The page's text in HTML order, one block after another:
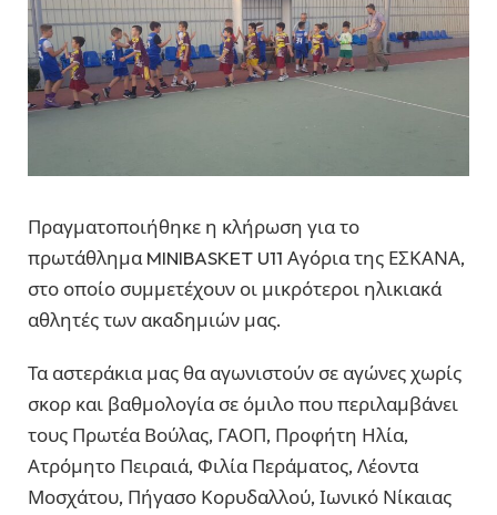
Πραγματοποιήθηκε η κλήρωση για το
πρωτάθλημα MINIBASKET U11 Αγόρια της ΕΣΚΑΝΑ,
στο οποίο συμμετέχουν οι μικρότεροι ηλικιακά
αθλητές των ακαδημιών μας.
Τα αστεράκια μας θα αγωνιστούν σε αγώνες χωρίς
σκορ και βαθμολογία σε όμιλο που περιλαμβάνει
τους Πρωτέα Βούλας, ΓΑΟΠ, Προφήτη Ηλία,
Ατρόμητο Πειραιά, Φιλία Περάματος, Λέοντα
Μοσχάτου, Πήγασο Κορυδαλλού, Ιωνικό Νίκαιας